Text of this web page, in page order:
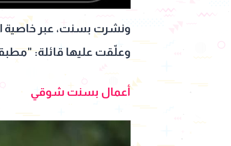
ونشرت بسنت، عبر خاصية
وعلّقت عليها قائلة:
أعمال بسنت شوقي